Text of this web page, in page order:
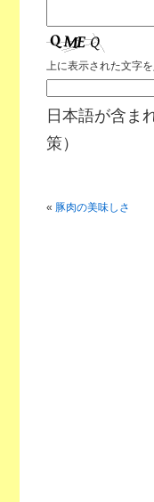
上に表示された文字を
日本語が含ま
策）
« 豚肉の美味しさ